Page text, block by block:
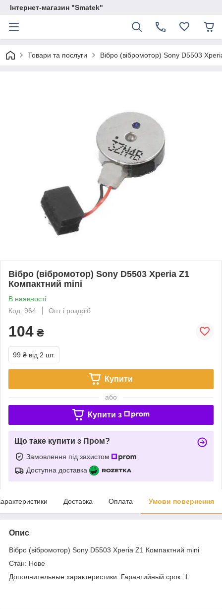
Інтернет-магазин "Smatek"
Товари та послуги Вібро (вібромотор) Sony D5503
Вібро (вібромотор) Sony D5503 Xperia Z1
Компактний mini
В наявності
Код: 964
Опт і роздріб
104 ₴
99 ₴ від 2 шт.
Купити
або
Купити з
Що таке купити з Пром?
Замовлення під захистом
Доступна доставка
Доставка Оплата Умови повернення
Опис
Вібро (вібромотор) Sony D5503 Xperia Z1 Компактний mini
Стан: Нове
Дополнительные характеристики. Гарантийный срок: 1